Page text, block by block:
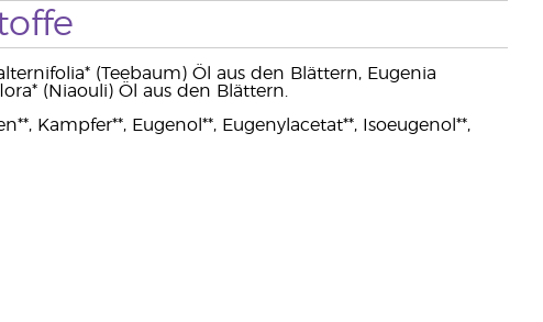
(Teebaum) Öl aus den Blättern, Eugenia
(Niaouli) Öl aus den Blättern.
Kampfer**, Eugenol**, Eugenylacetat**, Isoeugenol**,